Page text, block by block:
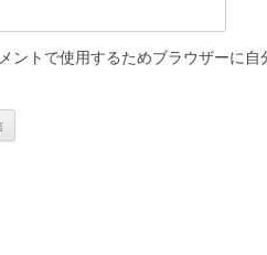
ントで使用するためブラウザーに